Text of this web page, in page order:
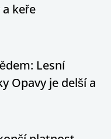
keře
Lesní
Opavy je delší a